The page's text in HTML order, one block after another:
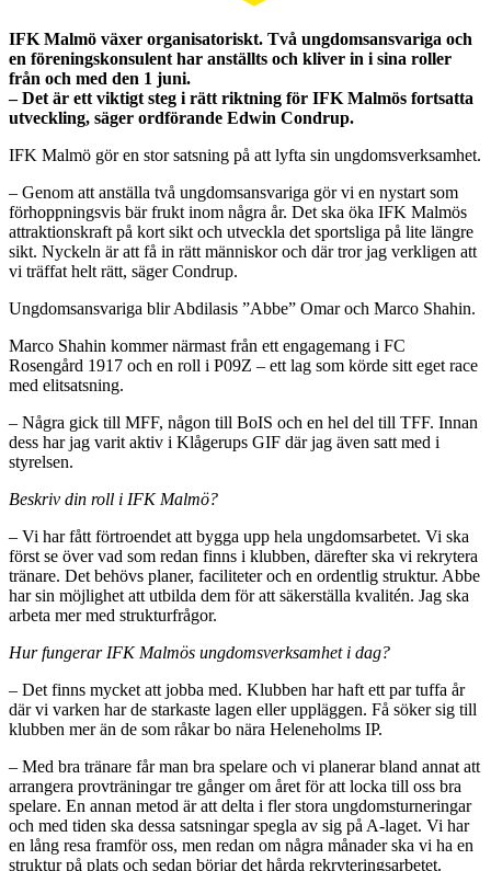
IFK Malmö växer organisatoriskt. Två ungdomsansvariga och
en föreningskonsulent har anställts och kliver in i sina roller
från och med den 1 juni.
– Det är ett viktigt steg i rätt riktning för IFK Malmös fortsatta
utveckling, säger ordförande Edwin Condrup.
IFK Malmö gör en stor satsning på att lyfta sin ungdomsverksamhet.
– Genom att anställa två ungdomsansvariga gör vi en nystart som
förhoppningsvis bär frukt inom några år. Det ska öka IFK Malmös
attraktionskraft på kort sikt och utveckla det sportsliga på lite längre
sikt. Nyckeln är att få in rätt människor och där tror jag verkligen att
vi träffat helt rätt, säger Condrup.
Ungdomsansvariga blir Abdilasis ”Abbe” Omar och Marco Shahin.
Marco Shahin kommer närmast från ett engagemang i FC
Rosengård 1917 och en roll i P09Z – ett lag som körde sitt eget race
med elitsatsning.
– Några gick till MFF, någon till BoIS och en hel del till TFF. Innan
dess har jag varit aktiv i Klågerups GIF där jag även satt med i
styrelsen.
Beskriv din roll i IFK Malmö?
– Vi har fått förtroendet att bygga upp hela ungdomsarbetet. Vi ska
först se över vad som redan finns i klubben, därefter ska vi rekrytera
tränare. Det behövs planer, faciliteter och en ordentlig struktur. Abbe
har sin möjlighet att utbilda dem för att säkerställa kvalitén. Jag ska
arbeta mer med strukturfrågor.
Hur fungerar IFK Malmös ungdomsverksamhet i dag?
– Det finns mycket att jobba med. Klubben har haft ett par tuffa år
där vi varken har de starkaste lagen eller uppläggen. Få söker sig till
klubben mer än de som råkar bo nära Heleneholms IP.
– Med bra tränare får man bra spelare och vi planerar bland annat att
arrangera provträningar tre gånger om året för att locka till oss bra
spelare. En annan metod är att delta i fler stora ungdomsturneringar
och med tiden ska dessa satsningar spegla av sig på A-laget. Vi har
en lång resa framför oss, men redan om några månader ska vi ha en
struktur på plats och sedan börjar det hårda rekryteringsarbetet.